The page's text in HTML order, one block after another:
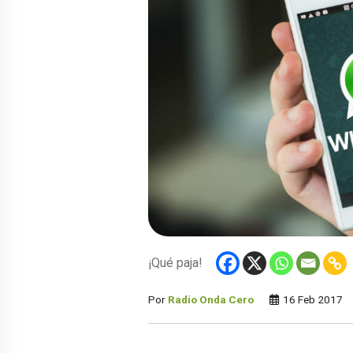
¡Qué paja!
Por Radio Onda Cero 16 Feb 2017